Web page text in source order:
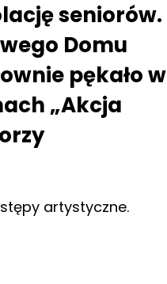
seniorów.
Domu
pękało w
„Akcja
artystyczne.